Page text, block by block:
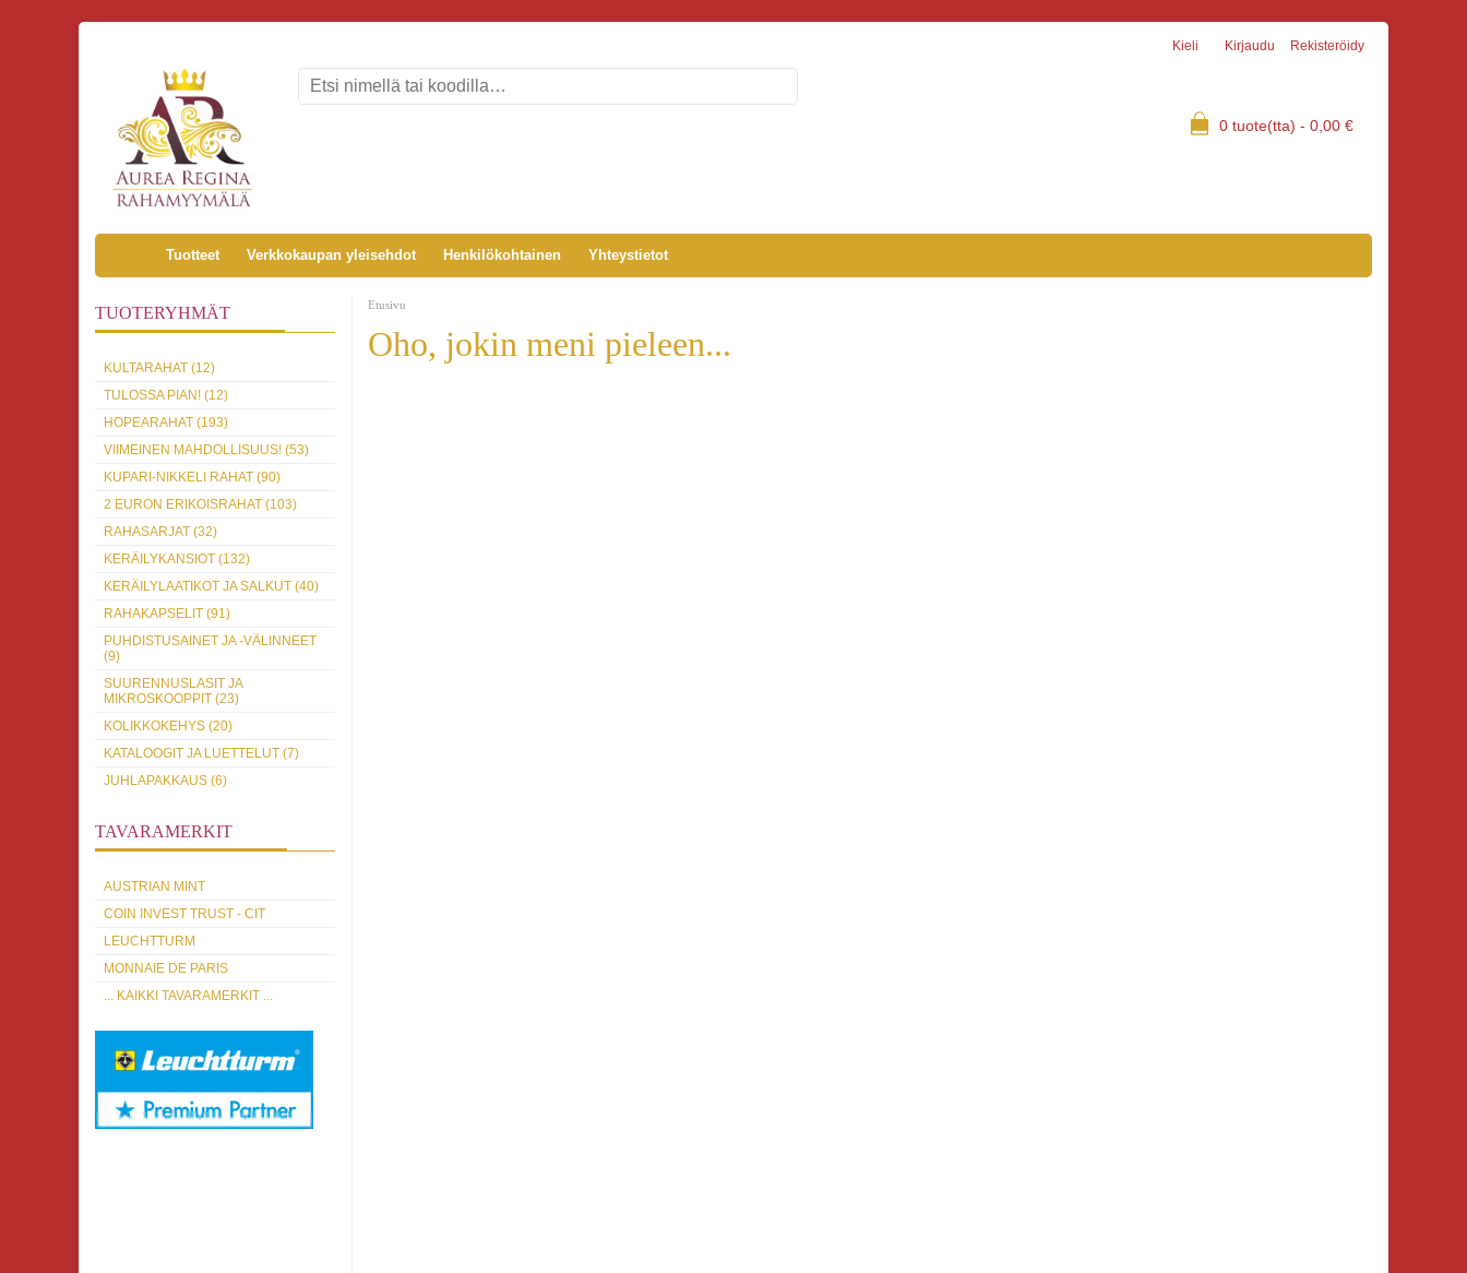
Kieli Kirjaudu Rekisteröidy
0 tuote(tta) - 0,00 €
Tuotteet Verkkokaupan yleisehdot Henkilökohtainen Yhteystietot
TUOTERYHMÄT
KULTARAHAT (12)
TULOSSA PIAN! (12)
HOPEARAHAT (193)
VIIMEINEN MAHDOLLISUUS! (53)
KUPARI-NIKKELI RAHAT (90)
2 EURON ERIKOISRAHAT (103)
RAHASARJAT (32)
KERÄILYKANSIOT (132)
KERÄILYLAATIKOT JA SALKUT (40)
RAHAKAPSELIT (91)
PUHDISTUSAINET JA -VÄLINNEET
(9)
SUURENNUSLASIT JA
MIKROSKOOPPIT (23)
KOLIKKOKEHYS (20)
KATALOOGIT JA LUETTELUT (7)
JUHLAPAKKAUS (6)
TAVARAMERKIT
AUSTRIAN MINT
COIN INVEST TRUST - CIT
LEUCHTTURM
MONNAIE DE PARIS
... KAIKKI TAVARAMERKIT ...
Etusivu
Oho, jokin meni pieleen...